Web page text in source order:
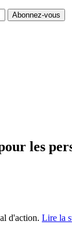
les
d'action. Lire la